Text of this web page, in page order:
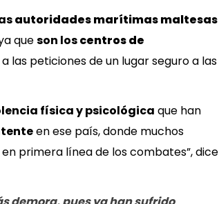
autoridades marítimas maltesas
queson loscentros de
las peticiones de un lugar seguro a las
física y psicológica que han
en ese país, donde muchos
primera línea de los combates”, dice